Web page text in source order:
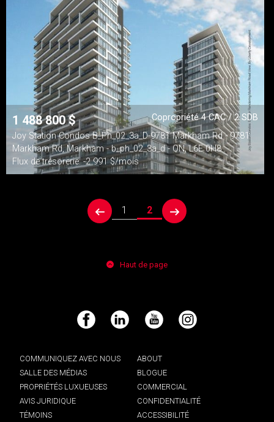
1 488 800$
Copropriété 4 CAC / 2 SDB
Joy Station Condos B_Ph_02_3a_D-9781 Markham Rd - 9781
Markham Rd, Markham - b_ph_02_3a_d - ON, L6E 0H8
Flux de trésorerie: -2 991 $/mois
prev
1 2
next
Haut de page
Facebook LinkedIn YouTube Instagram
COMMUNIQUEZ AVEC NOUS
ABOUT
SALLE DES MÉDIAS
BLOGUE
PROPRIÉTÉS LUXUEUSES
COMMERCIAL
AVIS JURIDIQUE
CONFIDENTIALITÉ
TÉMOINS
ACCESSIBILITÉ